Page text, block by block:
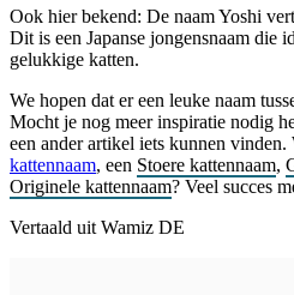
Ook hier bekend: De naam Yoshi
Dit is een Japanse jongensnaam die
gelukkige katten.
We hopen dat er een leuke naam
Mocht je nog meer inspiratie nodig
een ander artikel iets kunnen vinden.
kattennaam, een Stoere kattennaam,
Originele kattennaam? Veel succes
Vertaald uit Wamiz DE